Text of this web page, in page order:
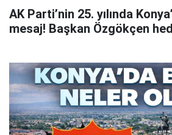
AK Parti’nin 25. yılında
mesaj! Başkan Özgökçen